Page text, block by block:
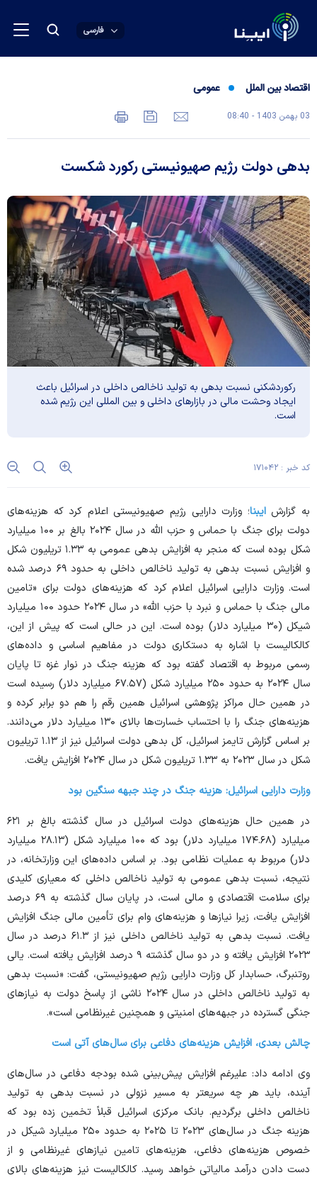
فارسی
اقتصاد بین الملل عمومی
03 بهمن 1403 - 08:40
بدهی دولت رژیم صهیونیستی رکورد شکست
رکوردشکنی نسبت بدهی به تولید ناخالص داخلی در اسرائیل باعث
ایجاد وحشت مالی در بازار‌های داخلی و بین المللی این رژیم شده
است.
کد خبر : ۱۷۱۰۴۲
به گزارشایبنا؛ وزارت دارایی رژیم صهیونیستی اعلام کرد که هزینه‌های
دولت برای جنگ با حماس و حزب الله در سال ۲۰۲۴ بالغ بر ۱۰۰ میلیارد
شکل بوده است که منجر به افزایش بدهی عمومی به ۱.۳۳ تریلیون شکل
و افزایش نسبت بدهی به تولید ناخالص داخلی به حدود ۶۹ درصد شده
است. وزارت دارایی اسرائیل اعلام کرد که هزینه‌های دولت برای «تامین
مالی جنگ با حماس و نبرد با حزب الله» در سال ۲۰۲۴ حدود ۱۰۰ میلیارد
شیکل (۳۰ میلیارد دلار) بوده است. این در حالی است که پیش از این،
کالکالیست با اشاره به دستکاری دولت در مفاهیم اساسی و داده‌های
رسمی مربوط به اقتصاد گفته بود که هزینه جنگ در نوار غزه تا پایان
سال ۲۰۲۴ به حدود ۲۵۰ میلیارد شکل (۶۷.۵۷ میلیارد دلار) رسیده است
در همین حال مراکز پژوهشی اسرائیل همین رقم را هم دو برابر کرده و
هزینه‌های جنگ را با احتساب خسارت‌ها بالای ۱۳۰ میلیارد دلار می‌دانند.
بر اساس گزارش تایمز اسرائیل، کل بدهی دولت اسرائیل نیز از ۱.۱۳ تریلیون
شکل در سال ۲۰۲۳ به ۱.۳۳ تریلیون شکل در سال ۲۰۲۴ افزایش یافت.
وزارت دارایی اسرائیل: هزینه جنگ در چند جبهه سنگین بود
در همین حال هزینه‌های دولت اسرائیل در سال گذشته بالغ بر ۶۲۱
میلیارد (۱۷۴.۶۸ میلیارد دلار) بود که ۱۰۰ میلیارد شکل (۲۸.۱۳ میلیارد
دلار) مربوط به عملیات نظامی بود. بر اساس داده‌های این وزارتخانه، در
نتیجه، نسبت بدهی عمومی به تولید ناخالص داخلی که معیاری کلیدی
برای سلامت اقتصادی و مالی است، در پایان سال گذشته به ۶۹ درصد
افزایش یافت، زیرا نیاز‌ها و هزینه‌های وام برای تأمین مالی جنگ افزایش
یافت. نسبت بدهی به تولید ناخالص داخلی نیز از ۶۱.۳ درصد در سال
۲۰۲۳ افزایش یافته و در دو سال گذشته ۹ درصد افزایش یافته است. یالی
روتنبرگ، حسابدار کل وزارت دارایی رژیم صهیونیستی، گفت: «نسبت بدهی
به تولید ناخالص داخلی در سال ۲۰۲۴ ناشی از پاسخ دولت به نیاز‌های
جنگی گسترده در جبهه‌های امنیتی و همچنین غیرنظامی است».
چالش بعدی، افزایش هزینه‌های دفاعی برای سال‌های آتی است
وی ادامه داد: علیرغم افزایش پیش‌بینی شده بودجه دفاعی در سال‌های
آینده، باید هر چه سریعتر به مسیر نزولی در نسبت بدهی به تولید
ناخالص داخلی برگردیم. بانک مرکزی اسرائیل قبلاً تخمین زده بود که
هزینه جنگ در سال‌های ۲۰۲۳ تا ۲۰۲۵ به حدود ۲۵۰ میلیارد شیکل در
خصوص هزینه‌های دفاعی، هزینه‌های تامین نیاز‌های غیرنظامی و از
دست دادن درآمد مالیاتی خواهد رسید. کالکالیست نیز هزینه‌های بالای